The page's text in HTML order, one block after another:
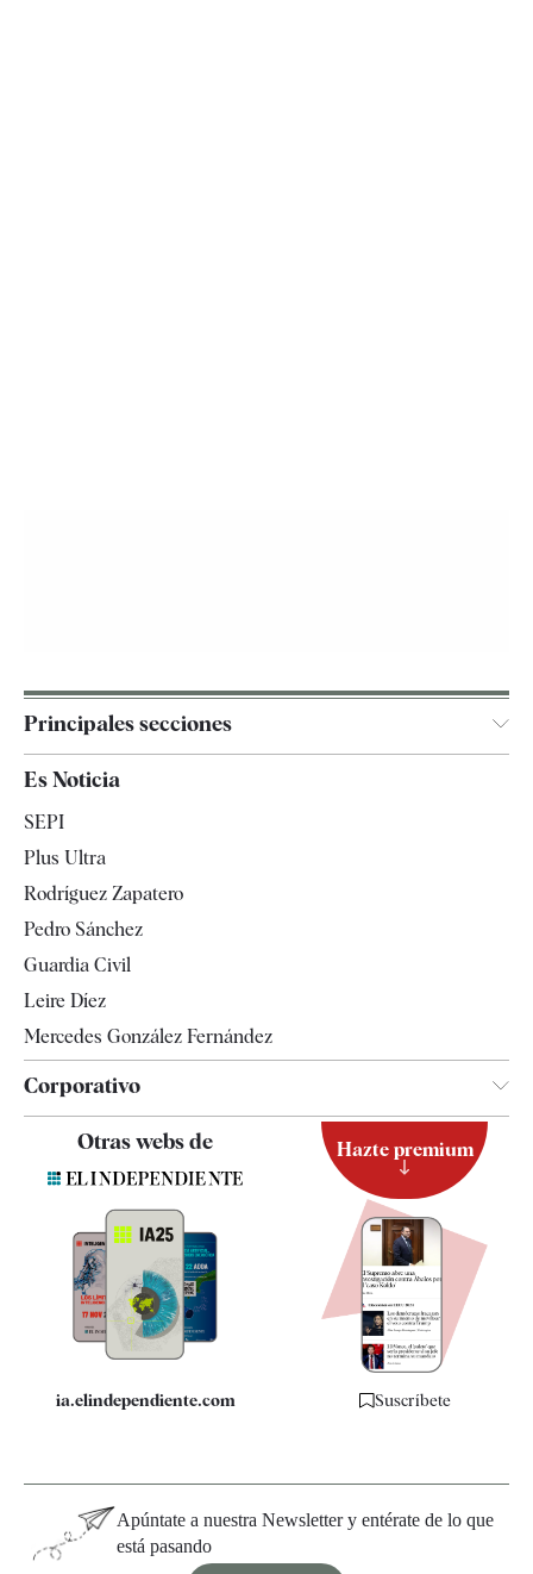
Principales secciones
Televisión
Es Noticia
SEPI
Plus Ultra
Rodríguez Zapatero
Pedro Sánchez
Guardia Civil
Leire Díez
Mercedes González Fernández
Corporativo
Quiénes somos
Especificaciones
Otras webs de
ia.elindependiente.com
Hazte premium
Suscríbete
Apúntate a nuestra Newsletter y entérate de lo que
está pasando